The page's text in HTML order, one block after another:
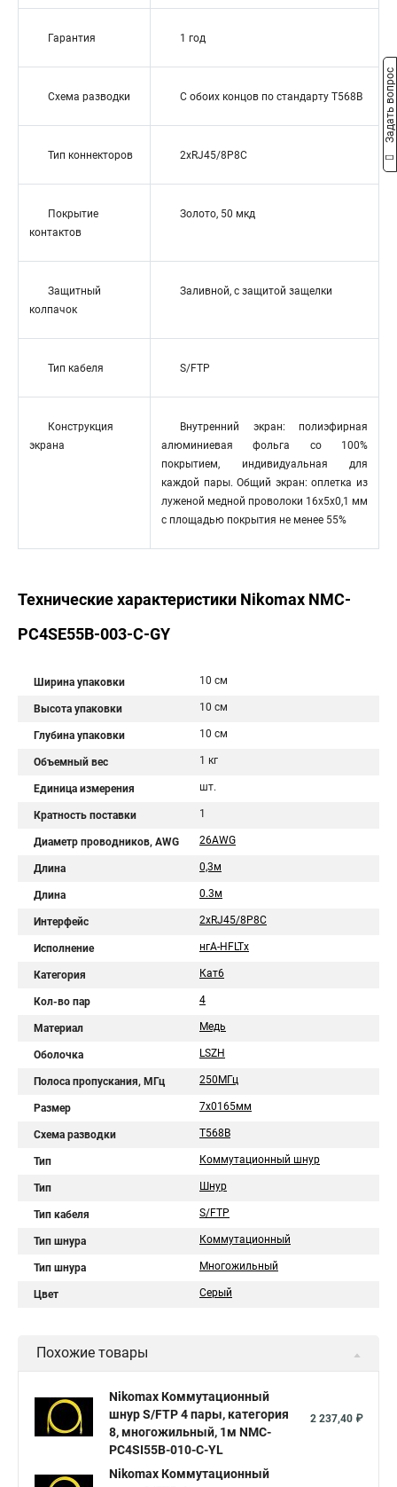
Гарантия 1 год
Схема разводки С обоих концов по стандарту T568B
Тип коннекторов 2xRJ45/8P8C
Покрытие
контактов
Золото, 50 мкд
Защитный
колпачок
Заливной, с защитой защелки
Тип кабеля S/FTP
Конструкция
экрана
Внутренний экран: полиэфирная
алюминиевая фольга со 100%
покрытием, индивидуальная для
каждой пары. Общий экран: оплетка из
луженой медной проволоки 16x5x0,1 мм
с площадью покрытия не менее 55%
Технические характеристики Nikomax NMC-
PC4SE55B-003-C-GY
Ширина упаковки 10 см
Высота упаковки 10 см
Глубина упаковки 10 см
Объемный вес 1 кг
Единица измерения шт.
Кратность поставки 1
Диаметр проводников, AWG 26AWG
Длина 0,3м
Длина 0.3м
Интерфейс 2хRJ45/8P8C
Исполнение нгА-HFLTx
Категория Кат6
Кол-во пар 4
Материал Медь
Оболочка LSZH
Полоса пропускания, МГц 250МГц
Размер 7х0165мм
Схема разводки T568B
Тип Коммутационный шнур
Тип Шнур
Тип кабеля S/FTP
Тип шнура Коммутационный
Тип шнура Многожильный
Цвет Серый
Похожие товары
Nikomax Коммутационный
шнур S/FTP 4 пары, категория
8, многожильный, 1м NMC-
PC4SI55B-010-C-YL
2 237,40 ₽
Nikomax Коммутационный
Задать вопрос